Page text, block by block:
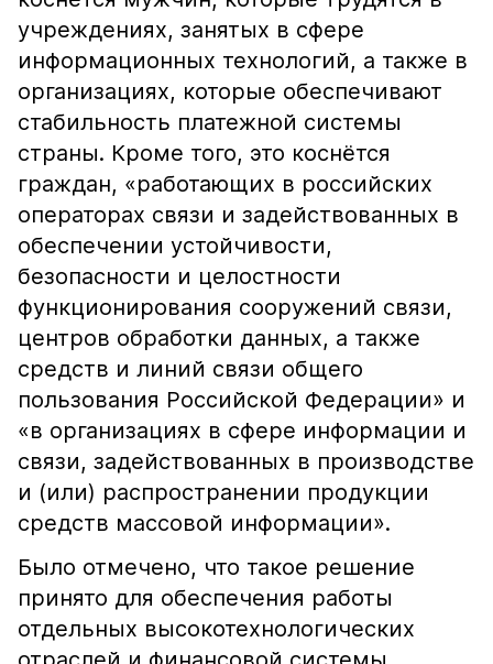
учреждениях, занятых в сфере
информационных технологий, а также в
организациях, которые обеспечивают
стабильность платежной системы
страны. Кроме того, это коснётся
граждан, «работающих в российских
операторах связи и задействованных в
обеспечении устойчивости,
безопасности и целостности
функционирования сооружений связи,
центров обработки данных, а также
средств и линий связи общего
пользования Российской Федерации» и
«в организациях в сфере информации и
связи, задействованных в производстве
и (или) распространении продукции
средств массовой информации».
Было отмечено, что такое решение
принято для обеспечения работы
отдельных высокотехнологических